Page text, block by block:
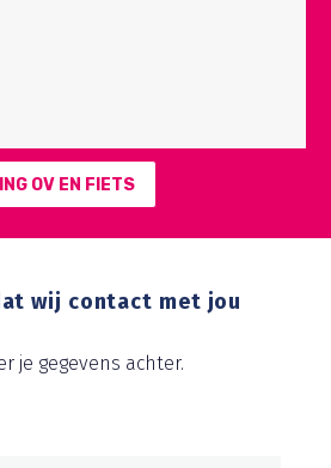
OV EN FIETS
wij contact met jou
je gegevens achter.